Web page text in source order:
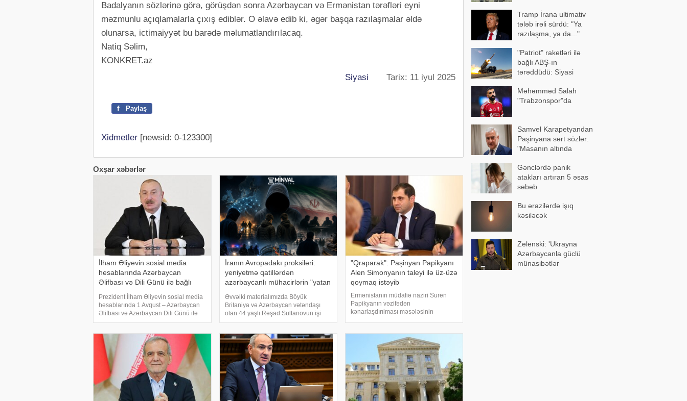
Badalyanın sözlərinə görə, görüşdən sonra Azərbaycan və Ermənistan tərəfləri eyni
məzmunlu açıqlamalarla çıxış ediblər. O əlavə edib ki, əgər başqa razılaşmalar əldə
olunarsa, ictimaiyyət bu barədə məlumatlandırılacaq.
Natiq Səlim,
KONKRET.az
Siyasi Tarix: 11 iyul 2025
f Paylaş
Xidmetler [newsid: 0-123300]
Oxşar xəbərlər
İlham Əliyevin sosial media
hesablarında Azərbaycan
Əlifbası və Dili Günü ilə bağlı
paylaşım
Prezident İlham Əliyevin sosial media
hesablarında 1 Avqust – Azərbaycan
Əlifbası və Azərbaycan Dili Günü ilə
bağlı paylaşım edilib. xəbər verir ki,
milyondan çox insan üçün Azərbayca
İranın Avropadakı proksiləri:
yeniyetmə qatillərdən
azərbaycanlı mühacirlərin "yatan
Əvvəlki materialımızda Böyük
Britaniya və Azərbaycan vətəndaşı
olan 44 yaşlı Rəşad Sultanovun işi
barədə ətraflı yazmışdıq. O, Kiprdə
bazasına qanunsuz daxil olmaqda və
İran İslam İnqilab
"Qraparak": Paşinyan Papikyanı
Alen Simonyanın taleyi ilə üz-üzə
qoymaq istəyib
Ermənistanın müdafiə naziri Suren
Papikyanın vəzifədən
kənarlaşdırılması məsələsinin
daxilindəki mənbələrə istinadən yazır
ki, Baş nazi
Tramp İrana ultimativ
tələb irəli sürdü: "Ya
razılaşma, ya da..."
"Patriot" raketləri ilə
bağlı ABŞ-ın
tərəddüdü: Siyasi
Məhəmməd Salah
"Trabzonspor"da
Samvel Karapetyandan
Paşinyana sərt sözlər:
"Masanın altında
Gənclərdə panik
atakları artıran 5 əsas
səbəb
Bu ərazilərdə işıq
kəsiləcək
Zelenski: 'Ukrayna
Azərbaycanla güclü
münasibətlər